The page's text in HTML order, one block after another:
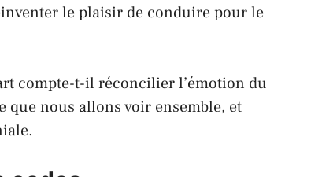
le plaisir de conduire pour le
compte-t-il réconcilier l’émotion du
que nous allons voir ensemble, et